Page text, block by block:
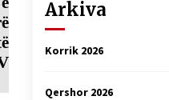
Arkiva
Korrik 2026
Qershor 2026